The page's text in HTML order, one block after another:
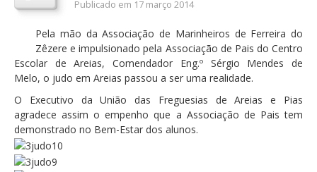
Prestação de Contas
DESTAQUES
Eventos
Notícias
Sondagens
Publicado em 17 março 2014
Pela mão da Associação de Marinheiros de Ferreira do
Zêzere e impulsionado pela Associação de Pais do Centro
Escolar de Areias, Comendador Eng.º Sérgio Mendes de
Melo, o judo em Areias passou a ser uma realidade.
O Executivo da União das Freguesias de Areias e Pias
agradece assim o empenho que a Associação de Pais tem
demonstrado no Bem-Estar dos alunos.